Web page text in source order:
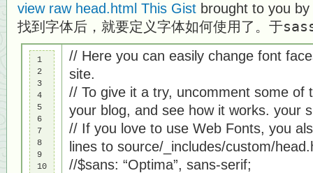
view raw head.html This Gist brought to you by
找到字体后，就要定义字体如何使用了。于
1
2
3
4
5
6
7
8
9
10
// Here you can easily change font
site.
// To give it a try, uncomment some of
your blog, and see how it works. your
// If you love to use Web Fonts, you
lines to source/_includes/custom/
//$sans: “Optima”, sans-serif;